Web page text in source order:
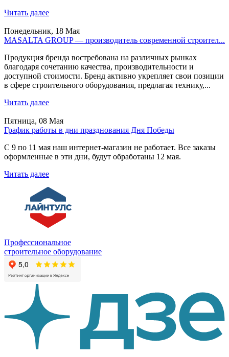
Читать далее
Понедельник, 18 Мая
MASALTA GROUP — производитель современной строител...
Продукция бренда востребована на различных рынках
благодаря сочетанию качества, производительности и
доступной стоимости. Бренд активно укрепляет свои позиции
в сфере строительного оборудования, предлагая технику,...
Читать далее
Пятница, 08 Мая
График работы в дни празднования Дня Победы
С 9 по 11 мая наш интернет-магазин не работает. Все заказы
оформленные в эти дни, будут обработаны 12 мая.
Читать далее
Профессиональное
строительное оборудование